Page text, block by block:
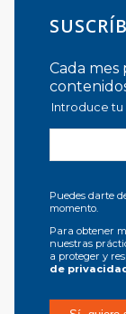
Cada
Introduce
Puedes darte
momento.
Para obtener
nuestras
a proteger y
de